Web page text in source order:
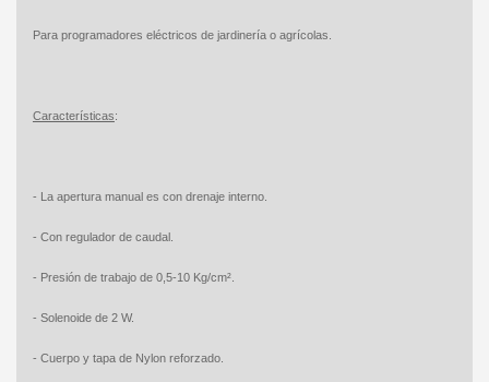
Para programadores eléctricos de jardinería o agrícolas.
Características:
- La apertura manual es con drenaje interno.
- Con regulador de caudal.
- Presión de trabajo de 0,5-10 Kg/cm².
- Solenoide de 2 W.
- Cuerpo y tapa de Nylon reforzado.